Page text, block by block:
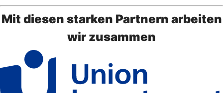
Mit diesen starken Partnern arbeiten
wir zusammen